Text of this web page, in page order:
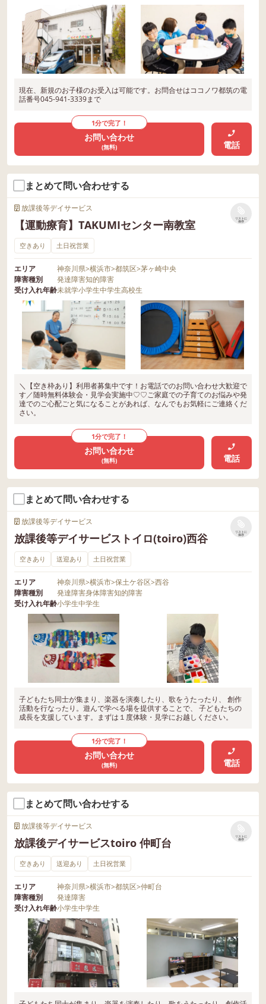
現在、新規のお子様のお受入は可能です。お問合せはココノワ都筑の電
話番号045-941-3339まで
1分で完了！
お問い合わせ
(無料) 電話
まとめて問い合わせする
放課後等デイサービス
【運動療育】TAKUMIセンター南教室
リストに
保存
空きあり 土日祝営業
エリア 神奈川県>横浜市>都筑区>茅ヶ崎中央
障害種別
発達障害知的障害
受け入れ年齢未就学小学生中学生高校生
＼【空き枠あり】利用者募集中です！お電話でのお問い合わせ大歓迎で
す／随時無料体験会・見学会実施中♡♡ご家庭での子育てのお悩みや発
達でのご心配ごと気になることがあれば、なんでもお気軽にご連絡くだ
さい。
1分で完了！
お問い合わせ
(無料) 電話
まとめて問い合わせする
放課後等デイサービス
放課後等デイサービストイロ(toiro)西谷
リストに
保存
空きあり 送迎あり 土日祝営業
エリア 神奈川県>横浜市>保土ケ谷区>西谷
障害種別
発達障害身体障害知的障害
受け入れ年齢小学生中学生
子どもたち同士が集まり、楽器を演奏したり、歌をうたったり、 創作
活動を行なったり。遊んで学べる場を提供することで、 子どもたちの
成長を支援しています。まずは１度体験・見学にお越しください。
1分で完了！
お問い合わせ
(無料) 電話
まとめて問い合わせする
放課後等デイサービス
放課後デイサービスtoiro 仲町台
リストに
保存
空きあり 送迎あり 土日祝営業
エリア 神奈川県>横浜市>都筑区>仲町台
障害種別
発達障害
受け入れ年齢小学生中学生